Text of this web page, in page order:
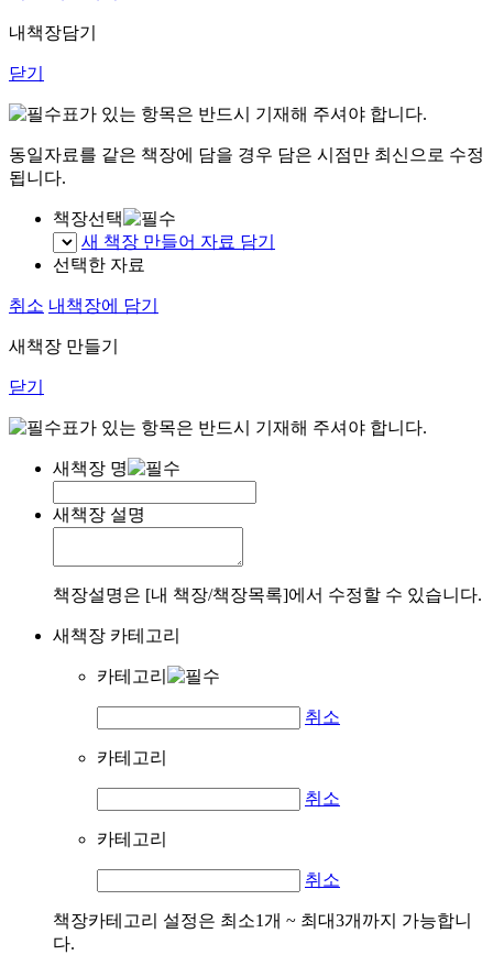
내책장담기
닫기
표가 있는 항목은 반드시 기재해 주셔야 합니다.
동일자료를 같은 책장에 담을 경우 담은 시점만 최신으로 수정
됩니다.
책장선택
새 책장 만들어 자료 담기
선택한 자료
취소 내책장에 담기
새책장 만들기
닫기
표가 있는 항목은 반드시 기재해 주셔야 합니다.
새책장 명
새책장 설명
책장설명은 [내 책장/책장목록]에서 수정할 수 있습니다.
새책장 카테고리
카테고리
취소
카테고리
취소
카테고리
취소
책장카테고리 설정은 최소1개 ~ 최대3개까지 가능합니
다.